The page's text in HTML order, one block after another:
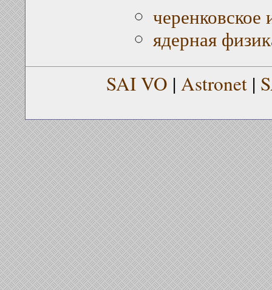
черенковское
ядерная
SAI VO | Astronet |